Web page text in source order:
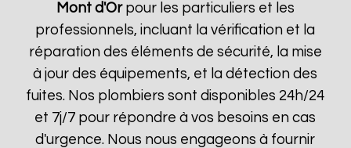
Mont d'Orpour les particuliers et les
professionnels, incluant la vérification et la
réparation des éléments de sécurité, la mise
à jour des équipements, et la détection des
fuites. Nos plombiers sont disponibles 24h/24
et 7j/7 pour répondre à vos besoins en cas
d'urgence. Nous nous engageons à fournir